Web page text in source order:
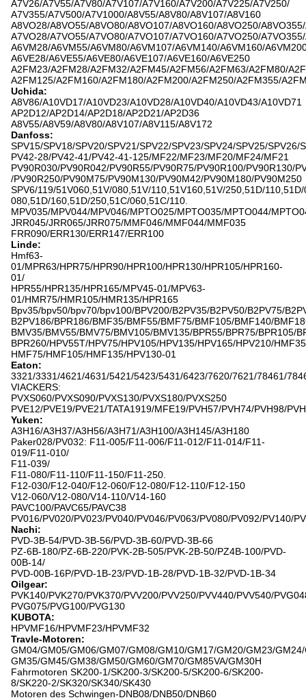
A7V26/A7V55/A7V80/A7V107/A7V160/A7V200/A7V225/A7V250/
A7V355/A7V500/A7V1000/A8V55/A8V80/A8V107/A8V160
A8VO28/A8VO55/A8VO80/A8VO107/A8VO160/A8VO250/
A7VO28/A7VO55/A7VO80/A7VO107/A7VO160/A7VO250/
A6VM28/A6VM55/A6VM80/A6VM107/A6VM140/A6VM160/
A6VE28/A6VE55/A6VE80/A6VE107/A6VE160/A6VE250
A2FM23/A2FM28/A2FM32/A2FM45/A2FM56/A2FM63/A2FM80/
A2FM125/A2FM160/A2FM180/A2FM200/A2FM250/A2FM355/
Uchida:
A8V86/A10VD17/A10VD23/A10VD28/A10VD40/A10VD43/A10VD71
AP2D12/AP2D14/AP2D18/AP2D21/AP2D36
A8V55/A8V59/A8V80/A8V107/A8V115/A8V172
Danfoss:
SPV15/SPV18/SPV20/SPV21/SPV22/SPV23/SPV24/SPV25/SPV26/
PV42-28/PV42-41/PV42-41-125/MF22/MF23/MF20/MF24/MF21
PV90R030/PV90R042/PV90R55/PV90R75/PV90R100/PV90R130/
/PV90R250/PV90M75/PV90M130/PV90M42/PV90M180/PV90M250
SPV6/119/51V060,51V/080,51V/110,51V160,51V/250,51D/
080,51D/160,51D/250,51C/060,51C/110.
MPV035/MPV044/MPV046/MPTO025/MPTO035/MPTO044/
JRR045/JRR065/JRR075/MMF046/MMF044/MMF035
FRR090/ERR130/ERR147/ERR100
Linde:
Hmf63-
01/MPR63/HPR75/HPR90/HPR100/HPR130/HPR105/HPR160-
01/
HPR55/HPR135/HPR165/MPV45-01/MPV63-
01/HMR75/HMR105/HMR135/HPR165
Bpv35/bpv50/bpv70/bpv100/BPV200/B2PV35/B2PV50/B2PV75/
B2PV186/BPR186/BMF35/BMF55/BMF75/BMF105/BMF140/
BMV35/BMV55/BMV75/BMV105/BMV135/BPR55/BPR75/BPR105/
BPR260/HPV55T/HPV75/HPV105/HPV135/HPV165/HPV210/
HMF75/HMF105/HMF135/HPV130-01
Eaton:
3321/3331/4621/4631/5421/5423/5431/6423/7620/7621/78461/
VIACKERS:
PVXS060/PVXS090/PVXS130/PVXS180/PVXS250
PVE12/PVE19/PVE21/TATA1919/MFE19/PVH57/PVH74/PVH98/
Yuken:
A3H16/A3H37/A3H56/A3H71/A3H100/A3H145/A3H180
Paker028/PV032: F11-005/F11-006/F11-012/F11-014/F11-
019/F11-010/
F11-039/
F11-080/F11-110/F11-150/F11-250.
F12-030/F12-040/F12-060/F12-080/F12-110/F12-150
V12-060/V12-080/V14-110/V14-160
PAVC100/PAVC65/PAVC38
PV016/PV020/PV023/PV040/PV046/PV063/PV080/PV092/PV140/
Nachi:
PVD-3B-54/PVD-3B-56/PVD-3B-60/PVD-3B-66
PZ-6B-180/PZ-6B-220/PVK-2B-505/PVK-2B-50/PZ4B-100/PVD-
00B-14/
PVD-00B-16P/PVD-1B-23/PVD-1B-28/PVD-1B-32/PVD-1B-34
Oilgear:
PVK140/PVK270/PVK370/PVV200/PVV250/PVV440/PVV540/
PVG075/PVG100/PVG130
KUBOTA:
HPVMF16/HPVMF23/HPVMF32
Travle-Motoren:
GM04/GM05/GM06/GM07/GM08/GM10/GM17/GM20/GM23/
GM35/GM45/GM38/GM50/GM60/GM70/GM85VA/GM30H
Fahrmotoren SK200-1/SK200-3/SK200-5/SK200-6/SK200-
8/SK220-2/SK320/SK340/SK430
Motoren des Schwingen-DNB08/DNB50/DNB60